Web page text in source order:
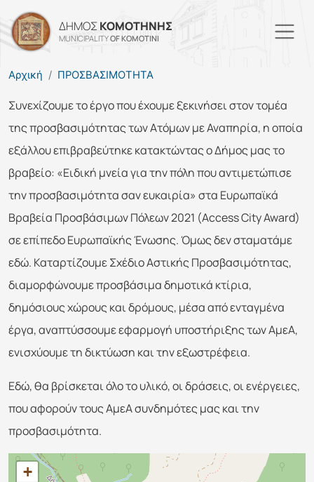
Παράκαμψη προς το
ΔΗΜΟΣΚΟΜΟΤΗΝΗΣ
MUNICIPALITYOF KOMOTINI
Αρχική ΠΡΟΣΒΑΣΙΜΟΤΗΤΑ
Συνεχίζουμε το έργο που έχουμε ξεκινήσει στον τομέα
της προσβασιμότητας των Ατόμων με Αναπηρία, η οποία
εξάλλου επιβραβεύτηκε κατακτώντας ο Δήμος μας το
βραβείο: «Ειδική μνεία για την πόλη που αντιμετώπισε
την προσβασιμότητα σαν ευκαιρία» στα Ευρωπαϊκά
Βραβεία Προσβάσιμων Πόλεων 2021 (Access City Award)
σε επίπεδο Ευρωπαϊκής Ένωσης. Όμως δεν σταματάμε
εδώ. Καταρτίζουμε Σχέδιο Αστικής Προσβασιμότητας,
διαμορφώνουμε προσβάσιμα δημοτικά κτίρια,
δημόσιους χώρους και δρόμους, μέσα από ενταγμένα
έργα, αναπτύσσουμε εφαρμογή υποστήριξης των ΑμεΑ,
ενισχύουμε τη δικτύωση και την εξωστρέφεια.
Εδώ, θα βρίσκεται όλο το υλικό, οι δράσεις, οι ενέργειες,
που αφορούν τους ΑμεΑ συνδημότες μας και την
προσβασιμότητα.
+